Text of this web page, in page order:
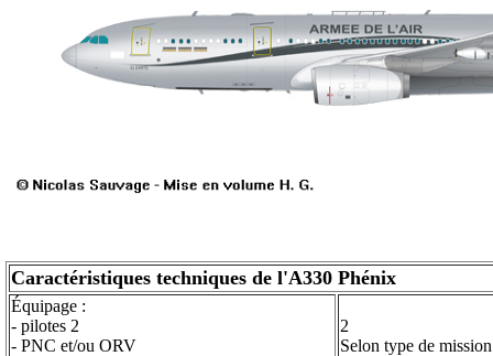
Caractéristiques techniques de l'A330 Phénix
Équipage :
- pilotes 2
- PNC et/ou ORV
2
Selon type de mission